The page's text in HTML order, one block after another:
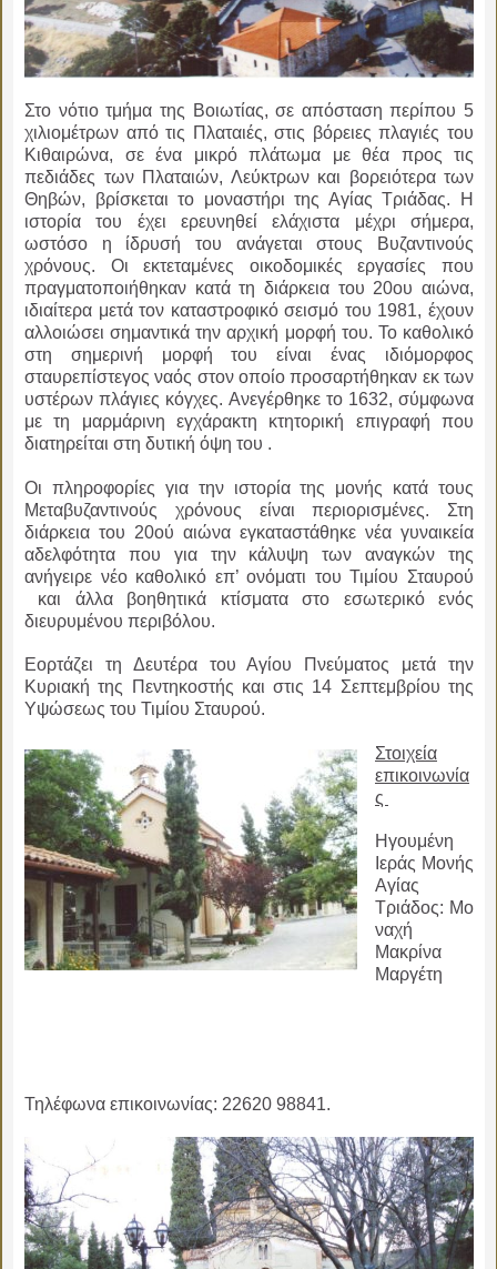
Στο νότιο τμήμα της Βοιωτίας, σε απόσταση περίπου 5
χιλιομέτρων από τις Πλαταιές, στις βόρειες πλαγιές του
Κιθαιρώνα, σε ένα μικρό πλάτωμα με θέα προς τις
πεδιάδες των Πλαταιών, Λεύκτρων και βορειότερα των
Θηβών, βρίσκεται το μοναστήρι της Αγίας Τριάδας. Η
ιστορία του έχει ερευνηθεί ελάχιστα μέχρι σήμερα,
ωστόσο η ίδρυσή του ανάγεται στους Βυζαντινούς
χρόνους. Οι εκτεταμένες οικοδομικές εργασίες που
πραγματοποιήθηκαν κατά τη διάρκεια του 20ου αιώνα,
ιδιαίτερα μετά τον καταστροφικό σεισμό του 1981, έχουν
αλλοιώσει σημαντικά την αρχική μορφή του. Το καθολικό
στη σημερινή μορφή του είναι ένας ιδιόμορφος
σταυρεπίστεγος ναός στον οποίο προσαρτήθηκαν εκ των
υστέρων πλάγιες κόγχες. Ανεγέρθηκε το 1632, σύμφωνα
με τη μαρμάρινη εγχάρακτη κτητορική επιγραφή που
διατηρείται στη δυτική όψη του .
Οι πληροφορίες για την ιστορία της μονής κατά τους
Μεταβυζαντινούς χρόνους είναι περιορισμένες. Στη
διάρκεια του 20ού αιώνα εγκαταστάθηκε νέα γυναικεία
αδελφότητα που για την κάλυψη των αναγκών της
ανήγειρε νέο καθολικό επ’ ονόματι του Τιμίου Σταυρού
και άλλα βοηθητικά κτίσματα στο εσωτερικό ενός
διευρυμένου περιβόλου.
Εορτάζει τη Δευτέρα του Αγίου Πνεύματος μετά την
Κυριακή της Πεντηκοστής και στις 14 Σεπτεμβρίου της
Υψώσεως του Τιμίου Σταυρού.
Στοιχεία
επικοινωνία
ς
Ηγουμένη
Ιεράς Μονής
Αγίας
Τριάδος: Μο
ναχή
Μακρίνα
Μαργέτη
Τηλέφωνα επικοινωνίας: 22620 98841.